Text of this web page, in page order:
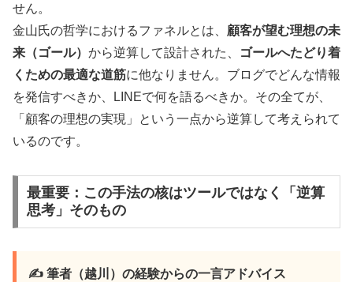
「教える」スキルを活かしたWeb上のスク
ール構築法。代理店販売から自分の教材ま
で、段階的な成長戦略を実録で公開。
ビナー
せん。
金山氏の哲学におけるファネルとは、 顧客が望む理想の未
来（ゴール） から逆算して設計された、
ゴールへたどり着
くための最適な道筋に他なりません。ブログでどんな情報
を発信すべきか、LINEで何を語るべきか。その全てが、
「顧客の理想の実現」という一点から逆算して考えられて
いるのです。
最重要：この手法の核はツールではなく「逆算
思考」そのもの
✍️ 筆者（越川）の経験からの一言アドバイス